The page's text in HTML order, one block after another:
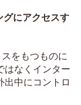
グにアクセスす
をもつものに
はなくインター
出中にコントロ